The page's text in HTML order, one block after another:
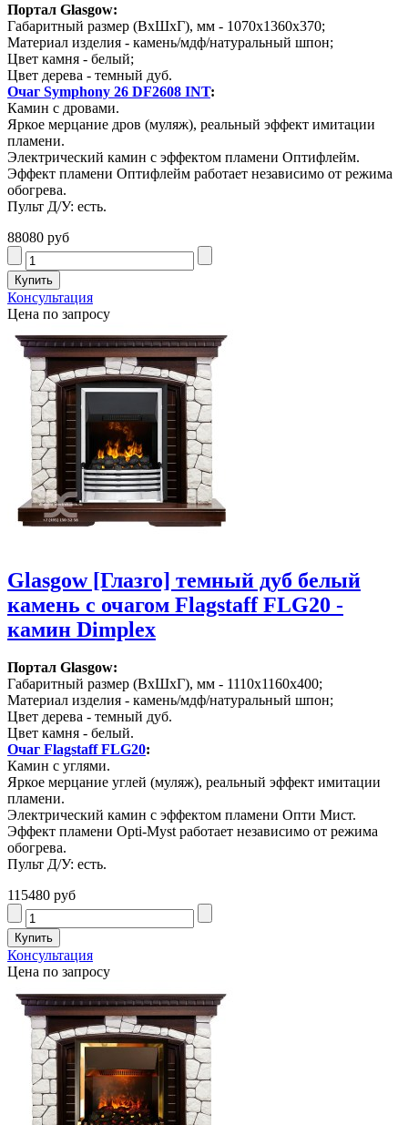
Портал Glasgow:
Габаритный размер (ВхШхГ), мм - 1070х1360х370;
Материал изделия - камень/мдф/натуральный шпон;
Цвет камня - белый;
Цвет дерева - темный дуб.
Очаг Symphony 26 DF2608 INT:
Камин с дровами.
Яркое мерцание дров (муляж), реальный эффект имитации
пламени.
Электрический камин с эффектом пламени Оптифлейм.
Эффект пламени Оптифлейм работает независимо от режима
обогрева.
Пульт Д/У: есть.
88080 руб
Консультация
Цена по запросу
Glasgow [Глазго] темный дуб белый
камень с очагом Flagstaff FLG20 -
камин Dimplex
Портал Glasgow:
Габаритный размер (ВхШхГ), мм - 1110х1160х400;
Материал изделия - камень/мдф/натуральный шпон;
Цвет дерева - темный дуб.
Цвет камня - белый.
Очаг Flagstaff FLG20:
Камин с углями.
Яркое мерцание углей (муляж), реальный эффект имитации
пламени.
Электрический камин с эффектом пламени Опти Мист.
Эффект пламени Opti-Myst работает независимо от режима
обогрева.
Пульт Д/У: есть.
115480 руб
Консультация
Цена по запросу